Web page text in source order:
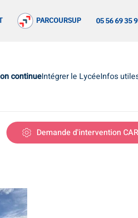
PARCOURSUP 05 56 69 35
continueIntégrer le LycéeInfos
Demande d'intervention